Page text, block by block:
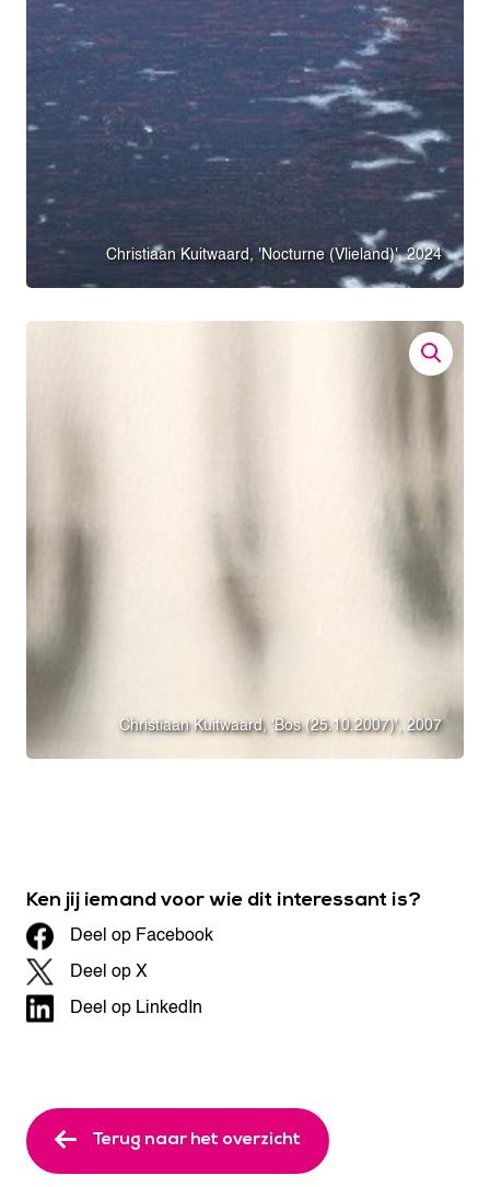
Christiaan Kuitwaard, 'Nocturne (Vlieland)', 2024
Christiaan Kuitwaard, 'Bos (25.10.2007)', 2007
Ken jij iemand voor wie dit interessant is?
Deel op Facebook
Deel op X
Deel op LinkedIn
Terug naar het overzicht